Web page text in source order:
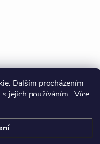
Dalším procházením
jejich používáním.. Více